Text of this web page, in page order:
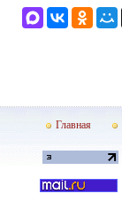
Главная